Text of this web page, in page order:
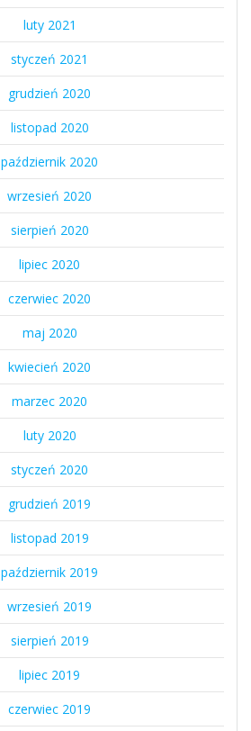
luty 2021
styczeń 2021
grudzień 2020
listopad 2020
październik 2020
wrzesień 2020
sierpień 2020
lipiec 2020
czerwiec 2020
maj 2020
kwiecień 2020
marzec 2020
luty 2020
styczeń 2020
grudzień 2019
listopad 2019
październik 2019
wrzesień 2019
sierpień 2019
lipiec 2019
czerwiec 2019